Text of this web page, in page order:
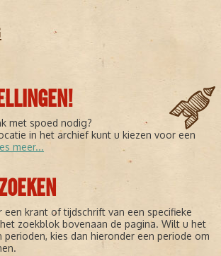
met spoed nodig?
in het archief kunt u kiezen voor een
meer...
een krant of tijdschrift van een specifieke
zoekblok bovenaan de pagina. Wilt u het
kies dan hieronder een periode om